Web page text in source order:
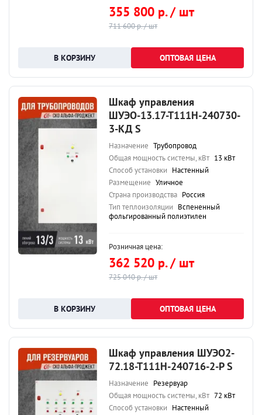
355 800 р. / шт
711 600 р. / шт
ОПТОВАЯ ЦЕНА
Шкаф управления
ШУЭО-13.17-Т111Н-240730-
3-КД S
Назначение Трубопровод
Общая мощность системы, кВт 13 кВт
Способ установки Настенный
Размещение Уличное
Страна производства Россия
Тип теплоизоляции Вспененный
фольгированный полиэтилен
Розничная цена:
362 520 р. / шт
725 040 р. / шт
ОПТОВАЯ ЦЕНА
Шкаф управления ШУЭО2-
72.18-Т111Н-240716-2-Р S
Назначение Резервуар
Общая мощность системы, кВт 72 кВт
Способ установки Настенный